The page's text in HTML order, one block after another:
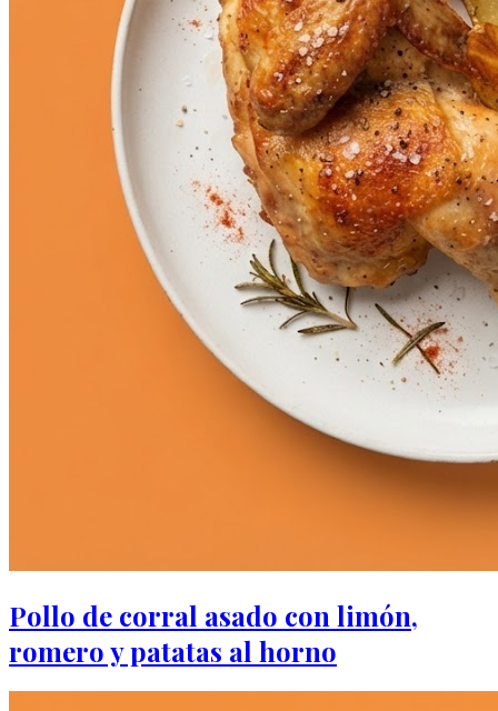
Pollo de corral asado con limón,
romero y patatas al horno